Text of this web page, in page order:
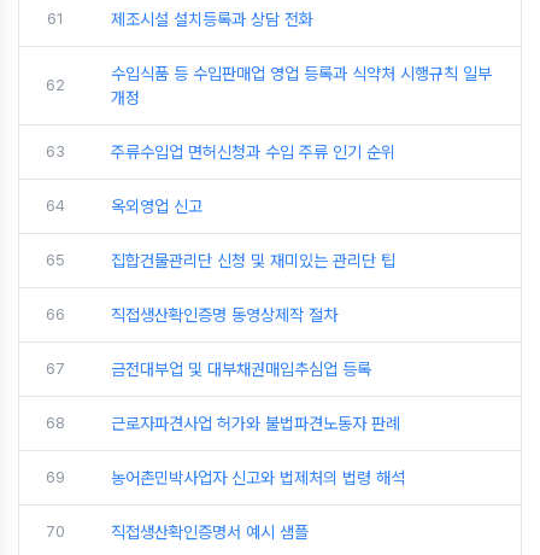
61 제조시설 설치등록과 상담 전화
62
수입식품 등 수입판매업 영업 등록과 식약처 시행규칙 일부
개정
63 주류수입업 면허신청과 수입 주류 인기 순위
64 옥외영업 신고
65 집합건물관리단 신청 및 재미있는 관리단 팁
66 직접생산확인증명 동영상제작 절차
67 금전대부업 및 대부채권매입추심업 등록
68 근로자파견사업 허가와 불법파견노동자 판례
69 농어촌민박사업자 신고와 법제처의 법령 해석
70 직접생산확인증명서 예시 샘플